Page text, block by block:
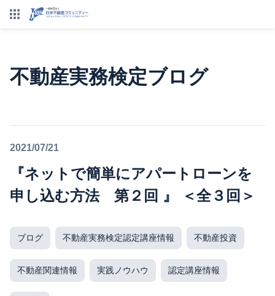
不動産実務検定ブログ
2021/07/21
『ネットで簡単にアパートローンを
申し込む方法 第２回 』 ＜全３回＞
ブログ 不動産実務検定認定講座情報 不動産投資
不動産関連情報 実践ノウハウ 認定講座情報